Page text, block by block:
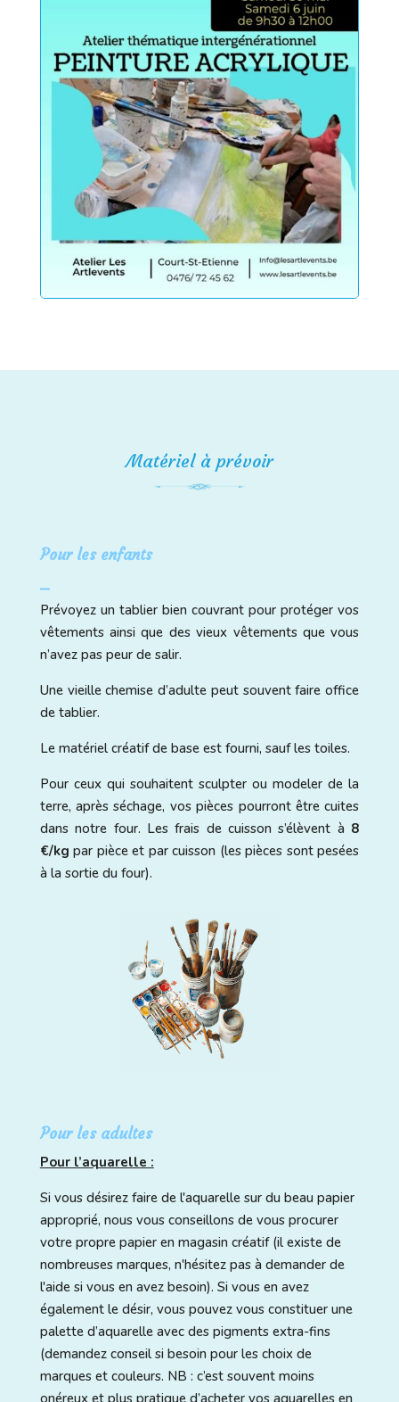
Matériel à prévoir
Pour les enfants
Prévoyez un tablier bien couvrant pour protéger vos
vêtements ainsi que des vieux vêtements que vous
n’avez pas peur de salir.
Une vieille chemise d’adulte peut souvent faire office
de tablier.
Le matériel créatif de base est fourni, sauf les toiles.
Pour ceux qui souhaitent sculpter ou modeler de la
terre, après séchage, vos pièces pourront être cuites
dans notre four. Les frais de cuisson s’élèvent à 8
€/kg par pièce et par cuisson (les pièces sont pesées
à la sortie du four).
Pour les adultes
Pour l’aquarelle :
Si vous désirez faire de l'aquarelle sur du beau papier
approprié, nous vous conseillons de vous procurer
votre propre papier en magasin créatif (il existe de
nombreuses marques, n'hésitez pas à demander de
l'aide si vous en avez besoin). Si vous en avez
également le désir, vous pouvez vous constituer une
palette d’aquarelle avec des pigments extra-fins
(demandez conseil si besoin pour les choix de
marques et couleurs. NB : c’est souvent moins
onéreux et plus pratique d’acheter vos aquarelles en